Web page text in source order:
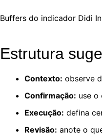
Buffers do indicador Didi
Estrutura
Contexto: observe
Confirmação: use o
Execução: defina
Revisão: anote o